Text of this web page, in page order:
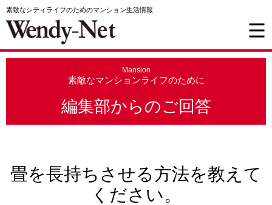
素敵なシティライフのためのマンション生活情報
Mansion
素敵なマンションライフのために
編集部からのご回答
畳を長持ちさせる方法を教えて
ください。